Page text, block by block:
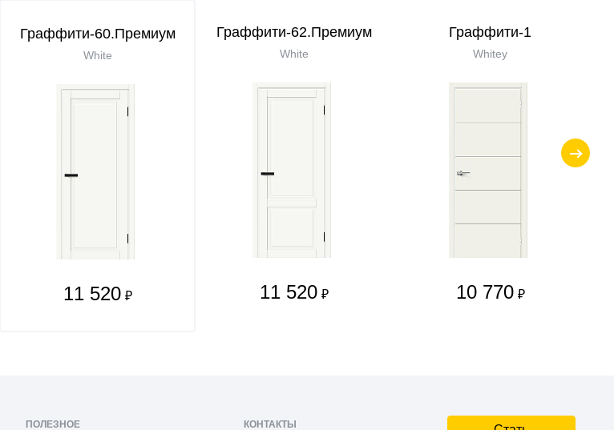
Граффити-60.Премиум
White
11 520 ₽
Граффити-62.Премиум
White
11 520 ₽
Граффити-1
Whitey
10 770 ₽
ПОЛЕЗНОЕ КОНТАКТЫ